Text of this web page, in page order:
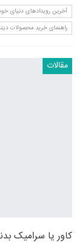
آخرین رویدادهای دنیای
راهنمای خرید محصولات
مقالات
کاور یا سرامیک